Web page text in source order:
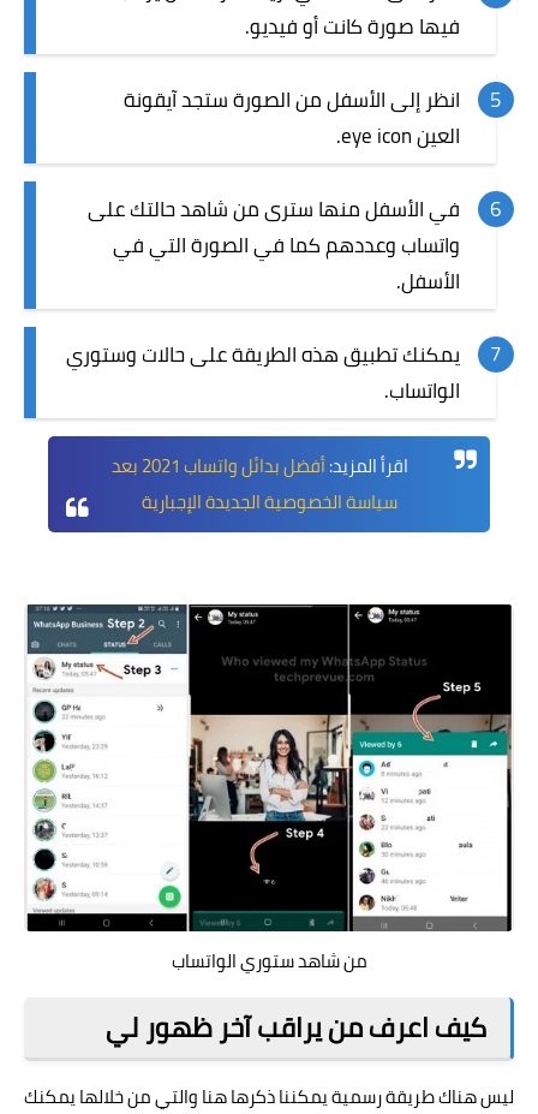
فيها صورة كانت أو فيديو.
انظر إلى الأسفل من الصورة ستجد آيقونة
العين eye icon.
في الأسفل منها سترى من شاهد حالتك على
واتساب وعددهم كما في الصورة التي في
الأسفل.
يمكنك تطبيق هذه الطريقة على حالات وستوري
الواتساب.
اقرأ المزيد:
أفضل بدائل واتساب 2021 بعد
سياسة الخصوصية الجديدة الإجبارية
من شاهد ستوري الواتساب
كيف اعرف من يراقب آخر ظهور لي
ليس هناك طريقة رسمية يمكننا ذكرها هنا والتي من خلالها يمكنك